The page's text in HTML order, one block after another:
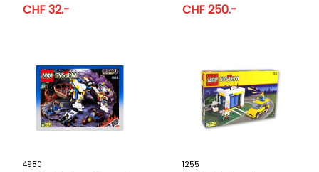
CHF 32.- CHF 250.-
4980 1255